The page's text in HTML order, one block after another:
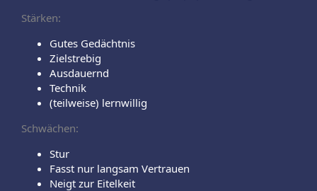
Stärken:
Gutes Gedächtnis
Zielstrebig
Ausdauernd
Technik
(teilweise) lernwillig
Schwächen:
Stur
Fasst nur langsam Vertrauen
Neigt zur Eitelkeit